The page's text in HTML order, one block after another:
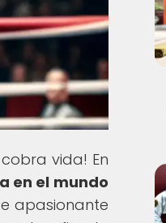
vida! En
en el mundo
apasionante